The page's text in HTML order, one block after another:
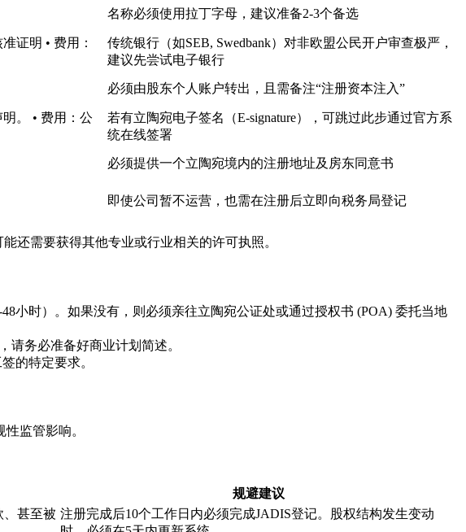
名称必须使用拉丁字母，建议准备2-3个备选
证明 • 费用：
传统银行（如SEB, Swedbank）对非欧盟公民开户审查极严，
建议先尝试电子银行
必须由股东个人账户转出，且需备注“注册资本注入”
。 • 费用：公
若有立陶宛电子签名（E-signature），可跳过此步通过官方系
统在线签署
必须提供一个立陶宛境内的注册地址及房东同意书
即使公司暂不运营，也需在注册后立即向税务局登记
还需要获得其他专业或行业相关的许可执照。
小时）。如果没有，则必须亲往立陶宛公证处或通过授权书 (POA) 委托当地
请务必准备好商业计划简述。
的特定要求。
监管影响。
规避建议
、甚至被 注册完成后10个工作日内必须完成JADIS登记。股权结构发生变动